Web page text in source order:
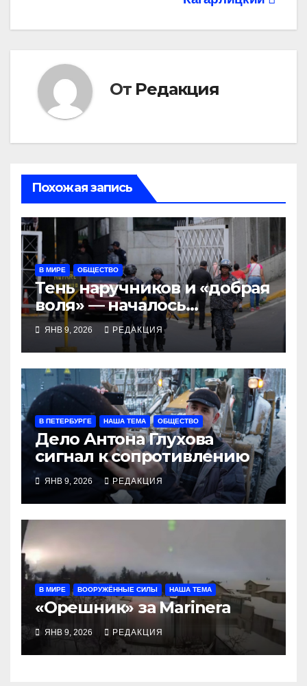
От Редакция
Похожая запись
В МИРЕ ОБЩЕСТВО
Тень наручников и «добрая
воля» — началось
освобождение
венесуэльских политзеков
ЯНВ 9, 2026 РЕДАКЦИЯ
В ПЕТЕРБУРГЕ НАША ТЕМА ОБЩЕСТВО
Дело Антона Глухова
сигнал к сопротивлению
ЯНВ 9, 2026 РЕДАКЦИЯ
В МИРЕ ВООРУЖЁННЫЕ СИЛЫ НАША ТЕМА
«Орешник» за Marinera
ЯНВ 9, 2026 РЕДАКЦИЯ